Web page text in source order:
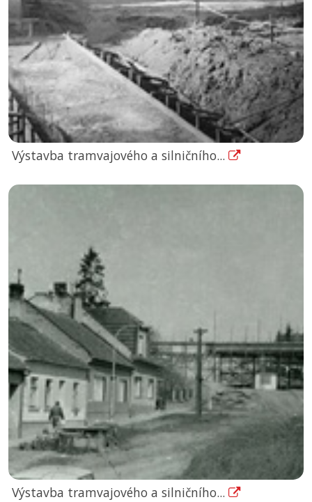
Výstavba tramvajového a silničního...
Výstavba tramvajového a silničního...